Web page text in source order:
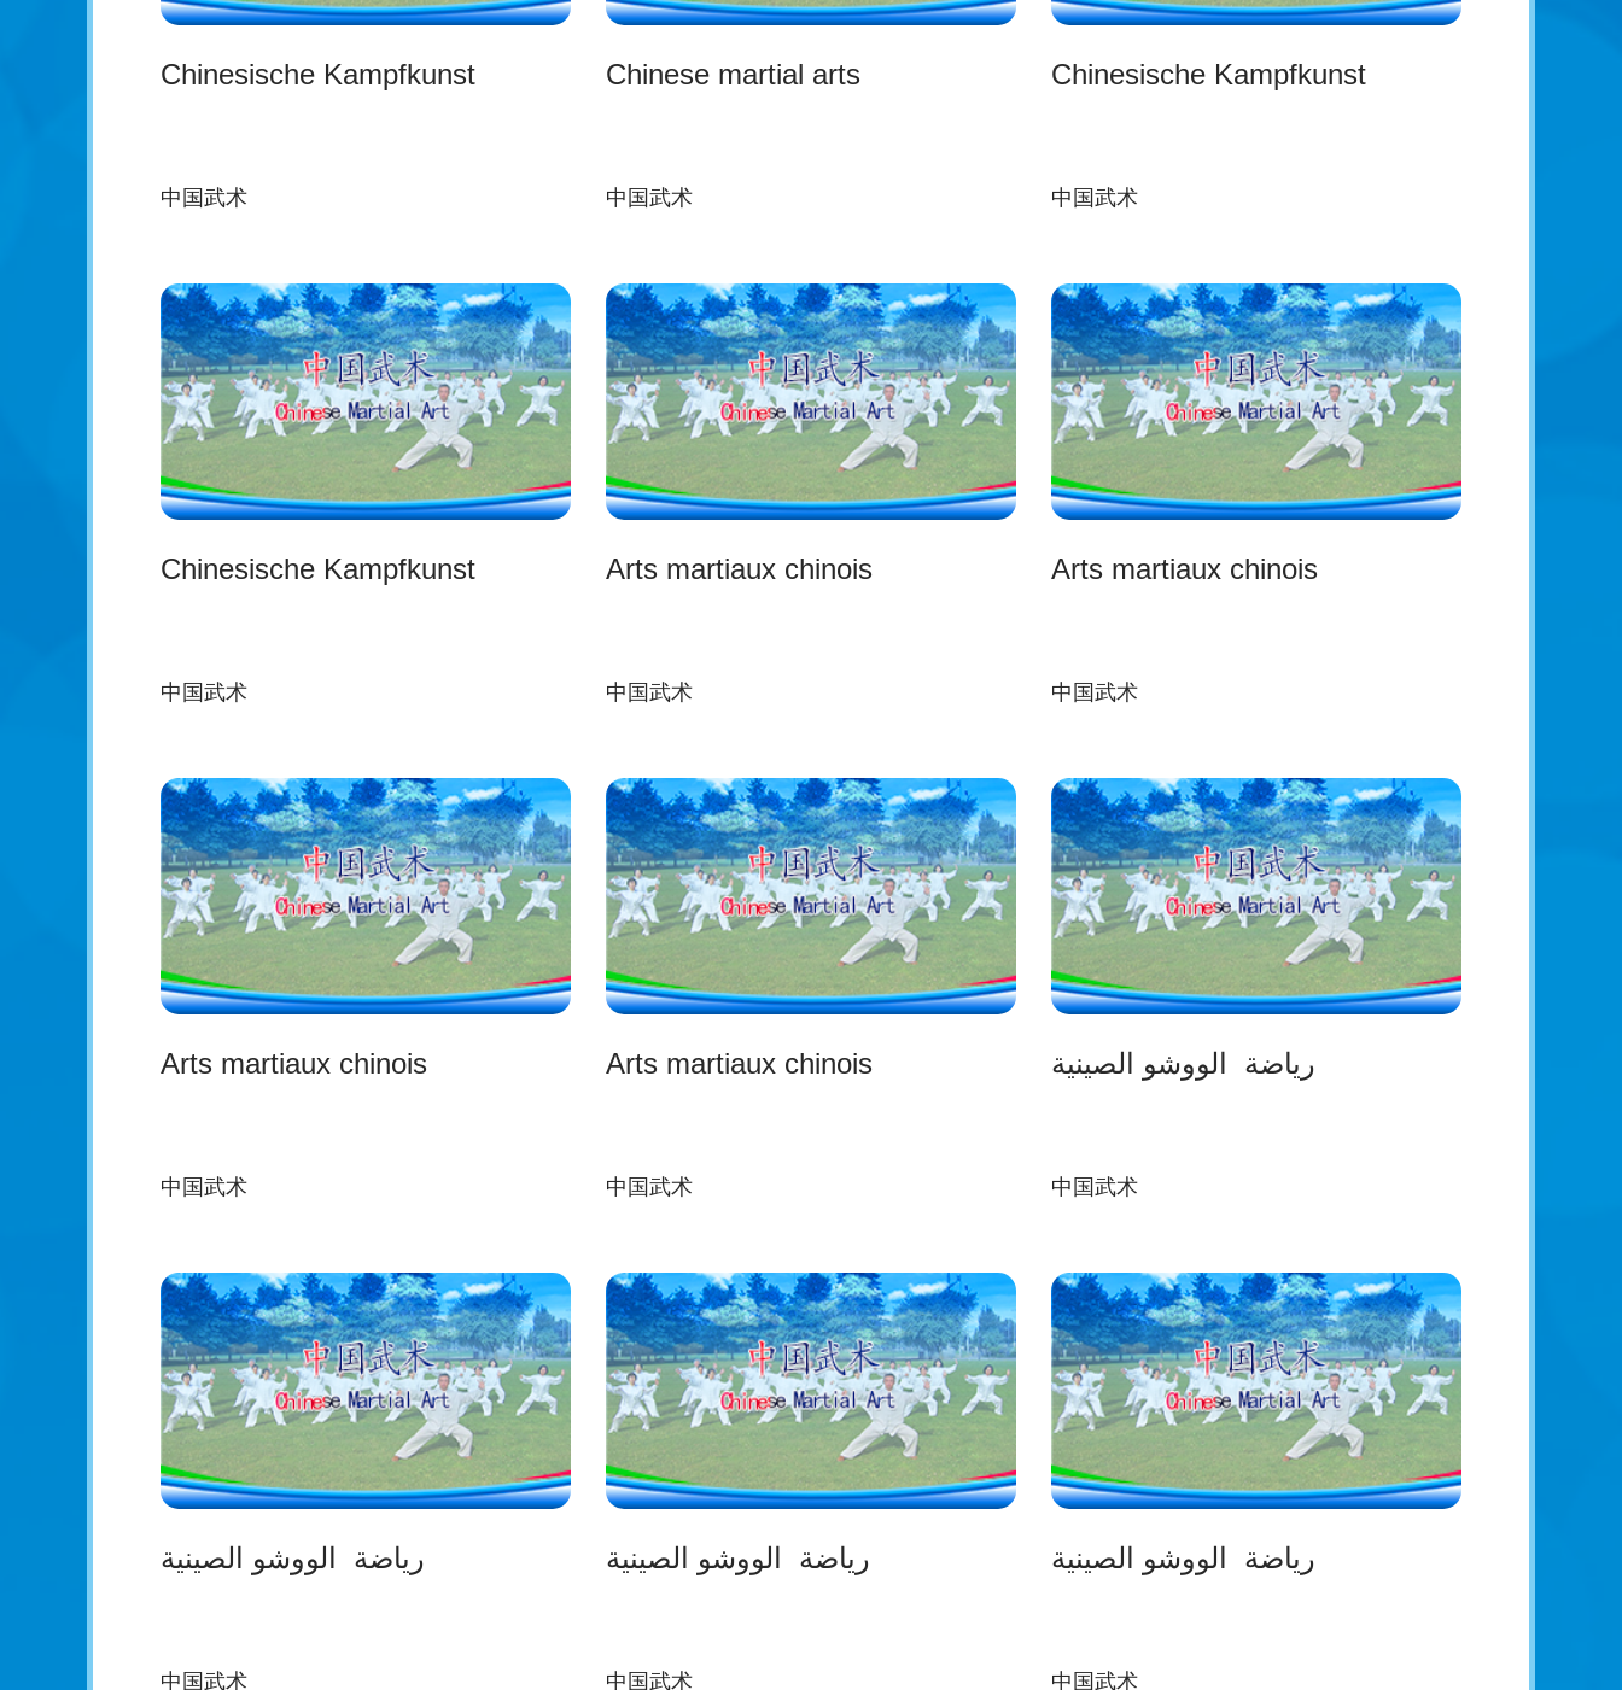
Chinesische Kampfkunst
中国武术
Chinese martial arts
中国武术
Chinesische Kampfkunst
中国武术
Chinesische Kampfkunst
中国武术
Arts martiaux chinois
中国武术
Arts martiaux chinois
中国武术
Arts martiaux chinois
中国武术
Arts martiaux chinois
中国武术
رياضة الووشو الصينية
中国武术
رياضة الووشو الصينية
中国武术
رياضة الووشو الصينية
中国武术
رياضة الووشو الصينية
中国武术